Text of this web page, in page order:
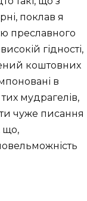
поклав я
преславного
гідності,
коштовних
в
мудрагелів,
чуже писання
що,